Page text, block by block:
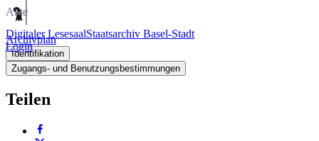
Digitaler LesesaalStaatsarchiv Basel-Stadt
Login
Akte
Archivplan
Identifikation
Zugangs- und Benutzungsbestimmungen
Teilen